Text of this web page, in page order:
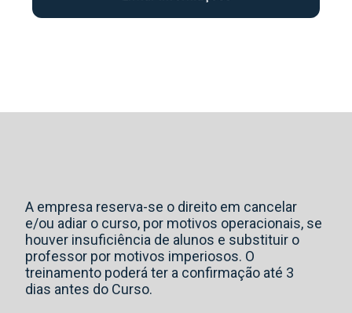
A empresa reserva-se o direito em cancelar
e/ou adiar o curso, por motivos operacionais, se
houver insuficiência de alunos e substituir o
professor por motivos imperiosos. O
treinamento poderá ter a confirmação até 3
dias antes do Curso.